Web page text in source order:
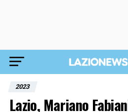
2023
Lazio, Mariano